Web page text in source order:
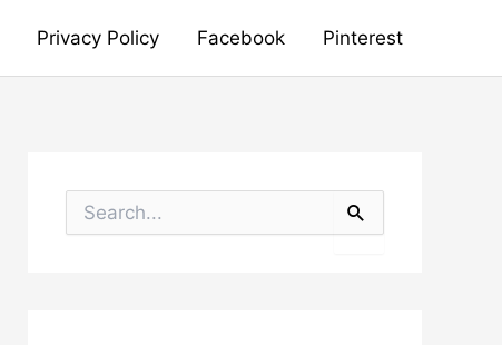
Privacy Policy Facebook Pinterest